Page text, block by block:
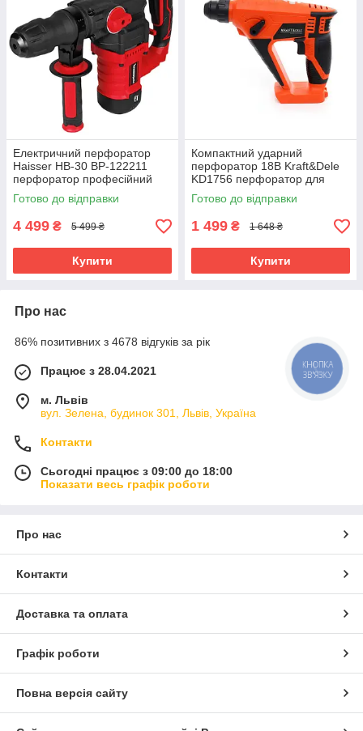
Електричний перфоратор
Haisser HB-30 BP-122211
перфоратор професійний
будівельний
Готово до відправки
4 499 ₴ 5 499 ₴
Купити
Компактний ударний
перфоратор 18В Kraft&Dele
KD1756 перфоратор для
свердління та удару БЕЗ
АКУМУЛЯТОРА І ЗАРЯДКИ
Готово до відправки
1 499 ₴ 1 648 ₴
Купити
Про нас
86% позитивних з 4678 відгуків за рік
Працює з 28.04.2021
м. Львів
вул. Зелена, будинок 301, Львів, Україна
Контакти
Сьогодні працює з 09:00 до 18:00
Показати весь графік роботи
Про нас
Контакти
Доставка та оплата
Графік роботи
Повна версія сайту
КНОПКА
ЗВ'ЯЗКУ